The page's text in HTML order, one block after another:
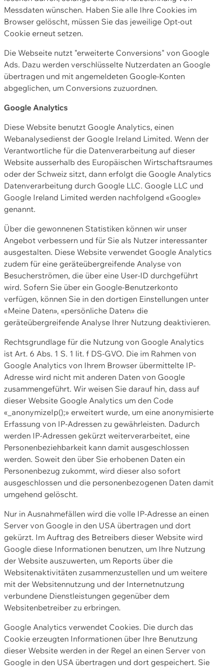
Messdaten wünschen. Haben Sie alle Ihre Cookies im
Browser gelöscht, müssen Sie das jeweilige Opt-out
Cookie erneut setzen.
Die Webseite nutzt "erweiterte Conversions" von Google
Ads. Dazu werden verschlüsselte Nutzerdaten an Google
übertragen und mit angemeldeten Google-Konten
abgeglichen, um Conversions zuzuordnen.
Google Analytics
Diese Website benutzt Google Analytics, einen
Webanalysedienst der Google Ireland Limited. Wenn der
Verantwortliche für die Datenverarbeitung auf dieser
Website ausserhalb des Europäischen Wirtschaftsraumes
oder der Schweiz sitzt, dann erfolgt die Google Analytics
Datenverarbeitung durch Google LLC. Google LLC und
Google Ireland Limited werden nachfolgend «Google»
genannt.
Über die gewonnenen Statistiken können wir unser
Angebot verbessern und für Sie als Nutzer interessanter
ausgestalten. Diese Website verwendet Google Analytics
zudem für eine geräteübergreifende Analyse von
Besucherströmen, die über eine User-ID durchgeführt
wird. Sofern Sie über ein Google-Benutzerkonto
verfügen, können Sie in den dortigen Einstellungen unter
«Meine Daten», «persönliche Daten» die
geräteübergreifende Analyse Ihrer Nutzung deaktivieren.
Rechtsgrundlage für die Nutzung von Google Analytics
ist Art. 6 Abs. 1 S. 1 lit. f DS-GVO. Die im Rahmen von
Google Analytics von Ihrem Browser übermittelte IP-
Adresse wird nicht mit anderen Daten von Google
zusammengeführt. Wir weisen Sie darauf hin, dass auf
dieser Website Google Analytics um den Code
«_anonymizeIp();» erweitert wurde, um eine anonymisierte
Erfassung von IP-Adressen zu gewährleisten. Dadurch
werden IP-Adressen gekürzt weiterverarbeitet, eine
Personenbeziehbarkeit kann damit ausgeschlossen
werden. Soweit den über Sie erhobenen Daten ein
Personenbezug zukommt, wird dieser also sofort
ausgeschlossen und die personenbezogenen Daten damit
umgehend gelöscht.
Nur in Ausnahmefällen wird die volle IP-Adresse an einen
Server von Google in den USA übertragen und dort
gekürzt. Im Auftrag des Betreibers dieser Website wird
Google diese Informationen benutzen, um Ihre Nutzung
der Website auszuwerten, um Reports über die
Websitenaktivitäten zusammenzustellen und um weitere
mit der Websitennutzung und der Internetnutzung
verbundene Dienstleistungen gegenüber dem
Websitenbetreiber zu erbringen.
Google Analytics verwendet Cookies. Die durch das
Cookie erzeugten Informationen über Ihre Benutzung
dieser Website werden in der Regel an einen Server von
Google in den USA übertragen und dort gespeichert. Sie